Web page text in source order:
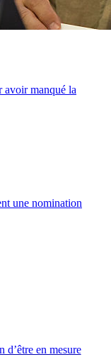
avoir manqué la
une nomination
d’être en mesure